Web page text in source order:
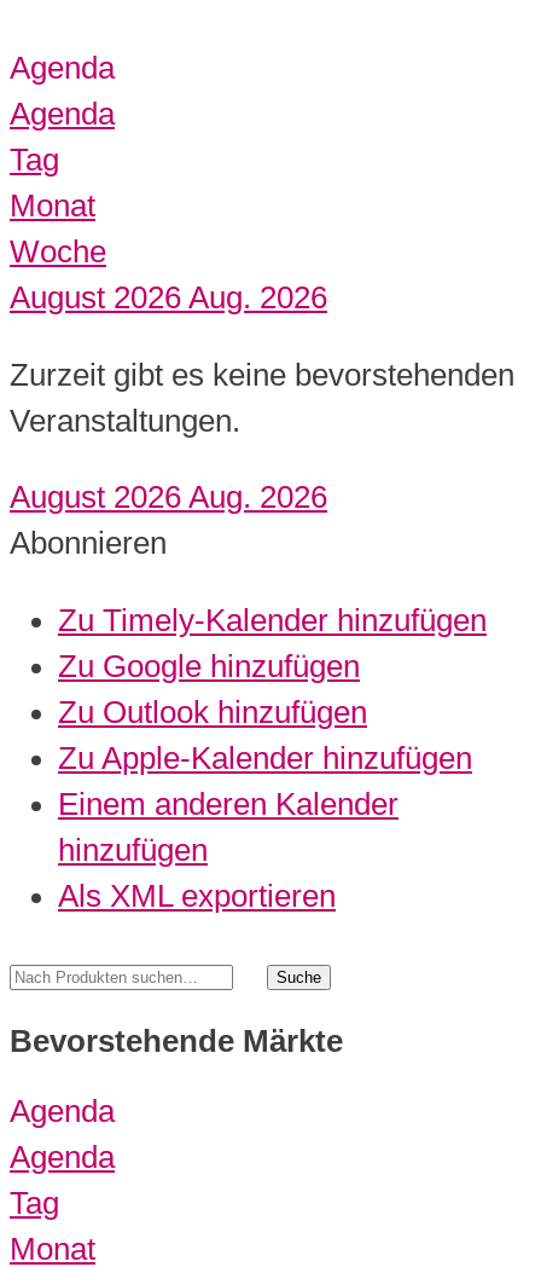
Agenda
Agenda
Tag
Monat
Woche
August 2026 Aug. 2026
Zurzeit gibt es keine bevorstehenden
Veranstaltungen.
August 2026 Aug. 2026
Abonnieren
Zu Timely-Kalender hinzufügen
Zu Google hinzufügen
Zu Outlook hinzufügen
Zu Apple-Kalender hinzufügen
Einem anderen Kalender
hinzufügen
Als XML exportieren
Bevorstehende Märkte
Agenda
Agenda
Tag
Monat